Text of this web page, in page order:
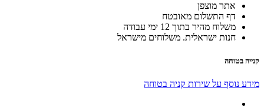
אתר מוצפן
דף התשלום מאובטח
משלוח מהיר בתוך 12 ימי עבודה
חנות ישראלית. משלוחים מישראל
קנייה בטוחה
מידע נוסף על שירות קניה בטוחה